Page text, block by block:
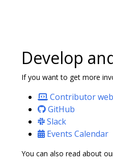
Develop
If you want to get more
Contributor
GitHub
Slack
Events Calendar
You can also read about